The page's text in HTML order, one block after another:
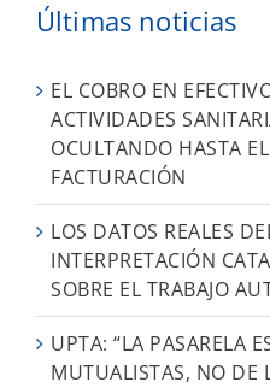
Últimas noticias
EL COBRO EN
ACTIVIDADES
OCULTANDO HASTA
FACTURACIÓN
LOS DATOS REALES
INTERPRETACIÓN
SOBRE EL TRABAJO
UPTA: “LA PASARELA
MUTUALISTAS, NO DE